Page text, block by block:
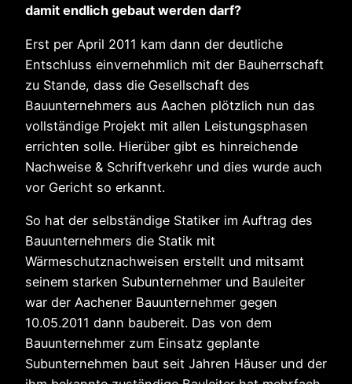
damit endlich gebaut werden darf?
Erst per April 2011 kam dann der deutliche
Entschluss einvernehmlich mit der Bauherrschaft
zu Stande, dass die Gesellschaft des
Bauunternehmers aus Aachen plötzlich nun das
vollständige Projekt mit allen Leistungsphasen
errichten solle. Hierüber gibt es hinreichende
Nachweise & Schriftverkehr und dies wurde auch
vor Gericht so erkannt.
So hat der selbständige Statiker im Auftrag des
Bauunternehmers die Statik mit
Wärmeschutznachweisen erstellt und mitsamt
seinem starken Subunternehmer und Bauleiter
war der Aachener Bauunternehmer gegen
10.05.2011 dann baubereit. Das von dem
Bauunternehmer zum Einsatz geplante
Subunternehmen baut seit Jahren Häuser und der